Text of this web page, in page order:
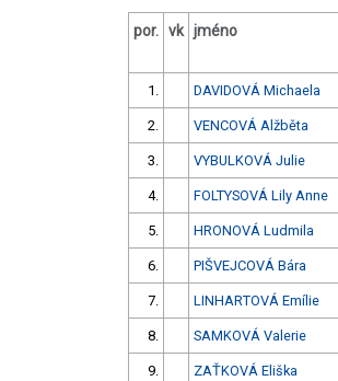
por. vk jméno
1. DAVIDOVÁ Michaela
2. VENCOVÁ Alžběta
3. VYBULKOVÁ Julie
4. FOLTYSOVÁ Lily Anne
5. HRONOVÁ Ludmila
6. PIŠVEJCOVÁ Bára
7. LINHARTOVÁ Emílie
8. SAMKOVÁ Valerie
9. ZAŤKOVÁ Eliška